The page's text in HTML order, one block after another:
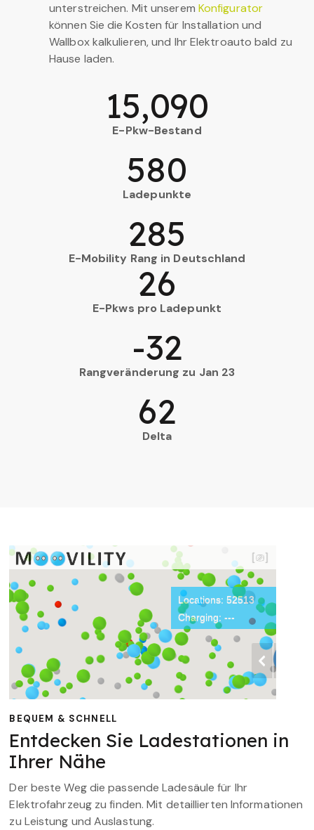
unterstreichen. Mit unserem Konfigurator
können Sie die Kosten für Installation und
Wallbox kalkulieren, und Ihr Elektroauto bald zu
Hause laden.
E-Pkw-Bestand
15,090
Ladepunkte
580
E-Mobility Rang in Deutschland
285
E-Pkws pro Ladepunkt
26
Rangveränderung zu Jan 23
-32
Delta
62
BEQUEM & SCHNELL
Entdecken Sie Ladestationen in
Ihrer Nähe
Der beste Weg die passende Ladesäule für Ihr
Elektrofahrzeug zu finden. Mit detaillierten Informationen
zu Leistung und Auslastung.